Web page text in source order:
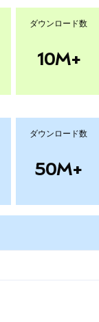
ダウンロード数
10M+
ダウンロード数
50M+